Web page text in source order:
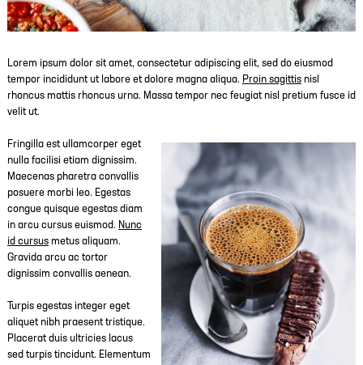
Lorem ipsum dolor sit amet, consectetur adipiscing elit, sed do eiusmod
tempor incididunt ut labore et dolore magna aliqua. Proin sagittisnisl
rhoncus mattis rhoncus urna. Massa tempor nec feugiat nisl pretium fusce id
velit ut.
Fringilla est ullamcorper eget
nulla facilisi etiam dignissim.
Maecenas pharetra convallis
posuere morbi leo. Egestas
congue quisque egestas diam
in arcu cursus euismod. Nunc
id cursusmetus aliquam.
Gravida arcu ac tortor
dignissim convallis aenean.
Turpis egestas integer eget
aliquet nibh praesent tristique.
Placerat duis ultricies lacus
sed turpis tincidunt. Elementum